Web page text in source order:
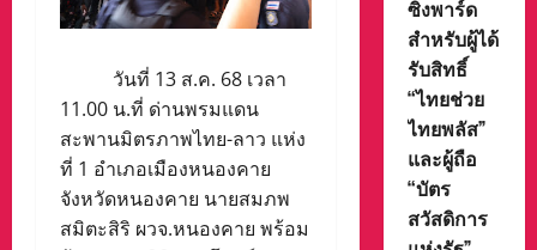
วันที่ 13 ส.ค. 68 เวลา
11.00 น.ที่ ด่านพรมแดน
สะพานมิตรภาพไทย-ลาว แห่ง
ที่ 1 อำเภอเมืองหนองคาย
จังหวัดหนองคาย นายสมภพ
สมิตะสิริ ผวจ.หนองคาย พร้อม
ซิ่งพาร์ด
สำหรับผู้ได้
รับสิทธิ์
“ไทยช่วย
ไทยพลัส”
และผู้ถือ
“บัตร
สวัสดิการ